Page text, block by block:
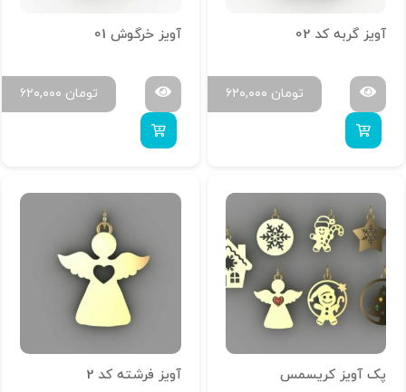
آویز گربه کد 02
۶۲۰,۰۰۰ تومان
آویز خرگوش 01
۶۲۰,۰۰۰ تومان
پک آویز کریسمس آویز فرشته کد 2